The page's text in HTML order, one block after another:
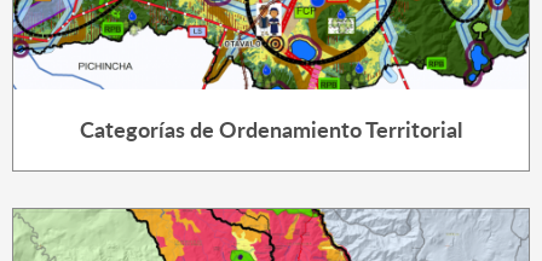
Categorías de Ordenamiento Territorial